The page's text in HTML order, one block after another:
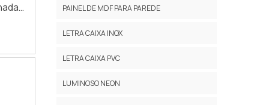
PAINEL DE MDF PARA PAREDE
LETRA CAIXA INOX
LETRA CAIXA PVC
LUMINOSO NEON